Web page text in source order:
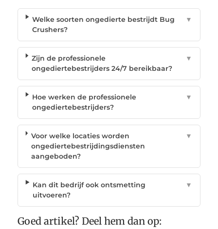
Welke soorten ongedierte bestrijdt Bug
Crushers?
▼
Zijn de professionele
ongediertebestrijders 24/7 bereikbaar?
▼
Hoe werken de professionele
ongediertebestrijders?
▼
Voor welke locaties worden
ongediertebestrijdingsdiensten
aangeboden?
▼
Kan dit bedrijf ook ontsmetting
uitvoeren?
▼
Goed artikel? Deel hem dan op: